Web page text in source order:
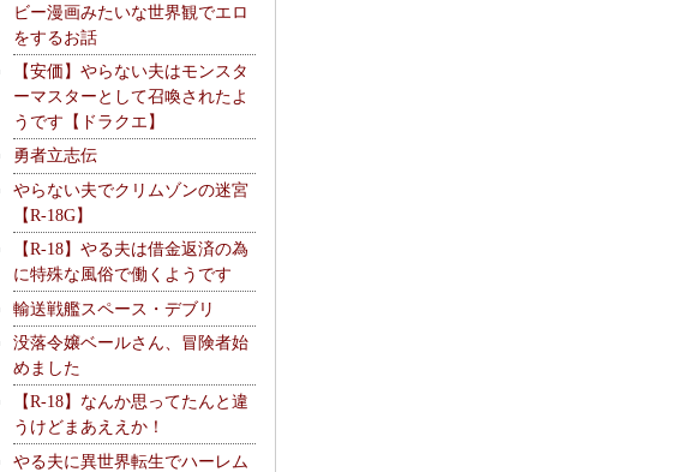
ビー漫画みたいな世界観でエロ
をするお話
【安価】やらない夫はモンスタ
ーマスターとして召喚されたよ
うです【ドラクエ】
勇者立志伝
やらない夫でクリムゾンの迷宮
【R-18G】
【R-18】やる夫は借金返済の為
に特殊な風俗で働くようです
輸送戦艦スペース・デブリ
没落令嬢ベールさん、冒険者始
めました
【R-18】なんか思ってたんと違
うけどまあええか！
やる夫に異世界転生でハーレム